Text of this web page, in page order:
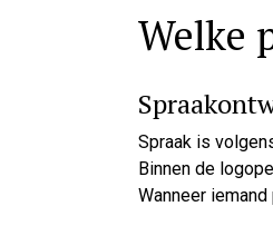
Welke
Spraak is
Binnen de
Wanneer